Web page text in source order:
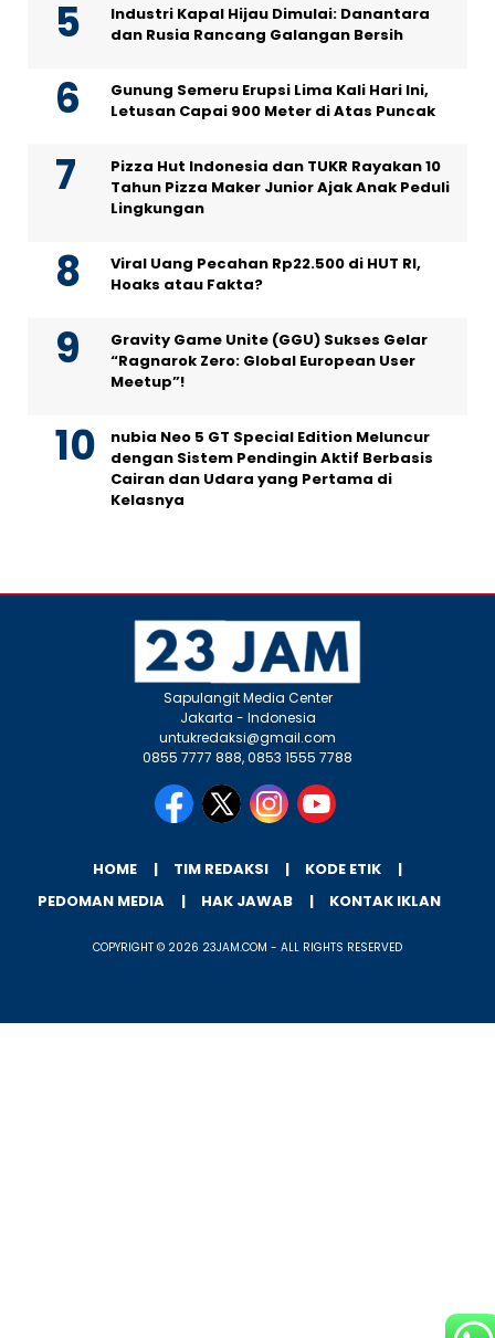
Industri Kapal Hijau Dimulai: Danantara
dan Rusia Rancang Galangan Bersih
Gunung Semeru Erupsi Lima Kali Hari Ini,
Letusan Capai 900 Meter di Atas Puncak
Pizza Hut Indonesia dan TUKR Rayakan 10
Tahun Pizza Maker Junior Ajak Anak Peduli
Lingkungan
Viral Uang Pecahan Rp22.500 di HUT RI,
Hoaks atau Fakta?
Gravity Game Unite (GGU) Sukses Gelar
“Ragnarok Zero: Global European User
Meetup”!
nubia Neo 5 GT Special Edition Meluncur
dengan Sistem Pendingin Aktif Berbasis
Cairan dan Udara yang Pertama di
Kelasnya
Sapulangit Media Center
Jakarta - Indonesia
untukredaksi@gmail.com
0855 7777 888, 0853 1555 7788
HOME TIM REDAKSI
KODE ETIK
PEDOMAN MEDIA
HAK JAWAB KONTAK IKLAN
COPYRIGHT © 2026 23JAM.COM - ALL RIGHTS RESERVED